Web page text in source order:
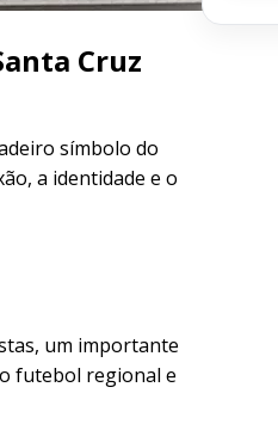
Cruz
símbolo do
a identidade e o
um importante
futebol regional e